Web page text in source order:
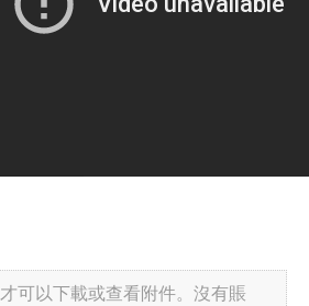
才可以下載或查看附件。沒有賬